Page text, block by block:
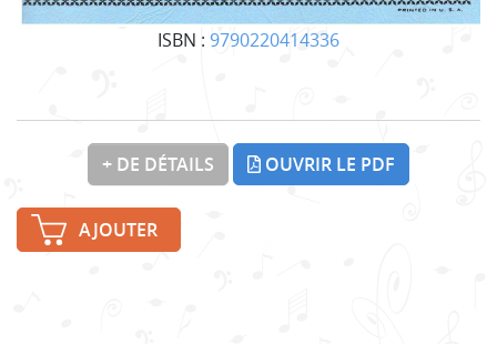
ISBN : 9790220414336
+ DE DÉTAILS OUVRIR LE PDF
AJOUTER